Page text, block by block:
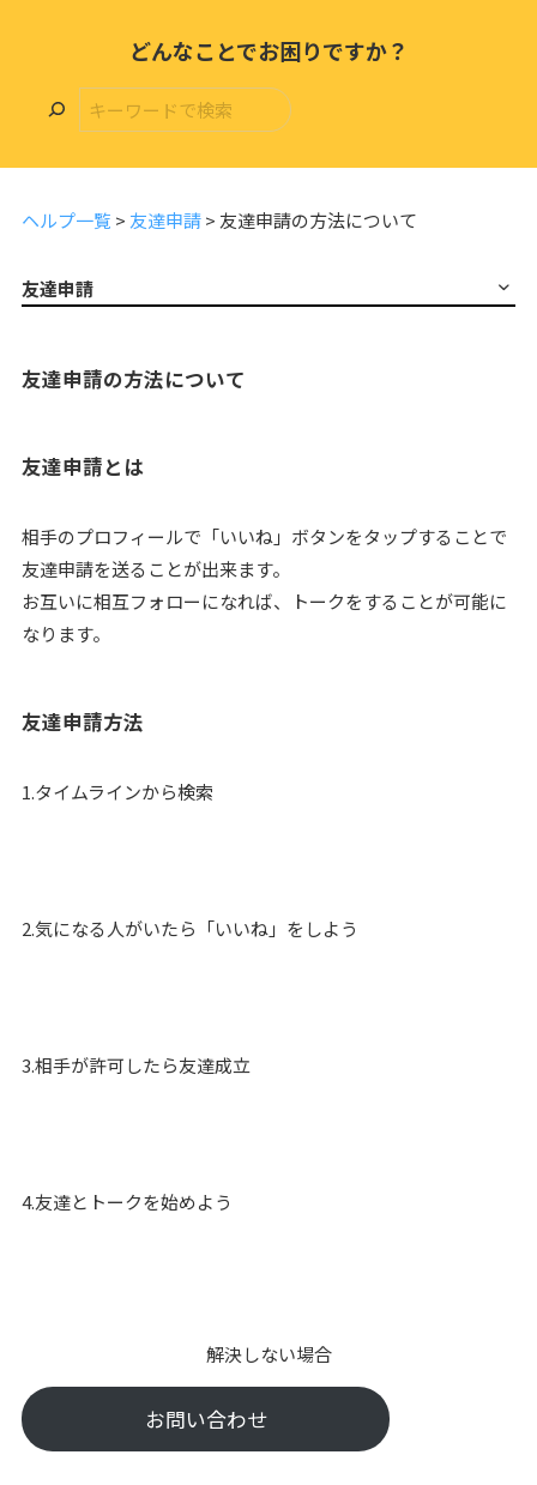
どんなことでお困りですか？
ヘルプ一覧 > 友達申請> 友達申請の方法について
友達申請
友達申請の方法について
友達申請とは
相手のプロフィールで「いいね」ボタンをタップすることで
友達申請を送ることが出来ます。
お互いに相互フォローになれば、トークをすることが可能に
なります。
友達申請方法
1.タイムラインから検索
2.気になる人がいたら「いいね」をしよう
3.相手が許可したら友達成立
4.友達とトークを始めよう
解決しない場合
お問い合わせ